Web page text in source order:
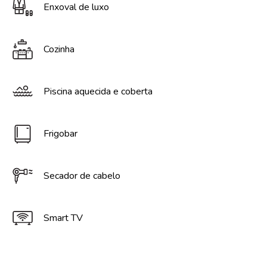
Enxoval de luxo
Cozinha
Piscina aquecida e coberta
Frigobar
Secador de cabelo
Smart TV